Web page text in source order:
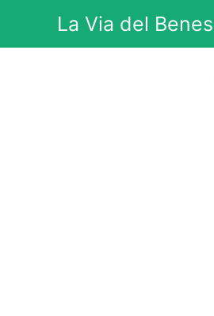
contenuto
La Via del